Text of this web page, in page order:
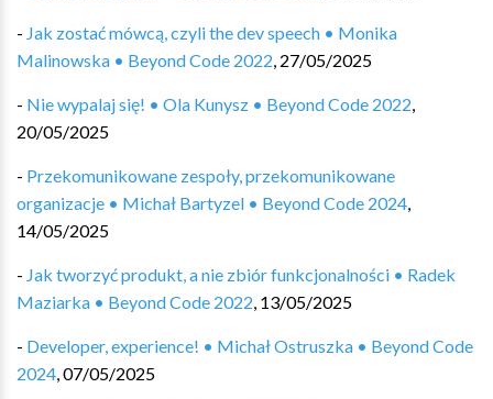
- Jak zostać mówcą, czyli the dev speech • Monika
Malinowska • Beyond Code 2022, 27/05/2025
- Nie wypalaj się! • Ola Kunysz • Beyond Code 2022,
20/05/2025
- Przekomunikowane zespoły, przekomunikowane
organizacje • Michał Bartyzel • Beyond Code 2024,
14/05/2025
- Jak tworzyć produkt, a nie zbiór funkcjonalności • Radek
Maziarka • Beyond Code 2022, 13/05/2025
- Developer, experience! • Michał Ostruszka • Beyond Code
2024,07/05/2025